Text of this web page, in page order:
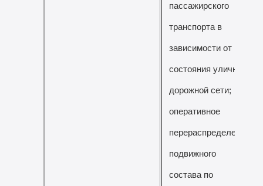
пассажирского
транспорта в
зависимости от
состояния улично-
дорожной сети;
оперативное
перераспределение
подвижного
состава по